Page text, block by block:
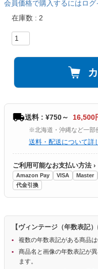
会員価格で購入するにはログ
在庫数
2
送料 : ¥750～ 16,500
※北海道・沖縄など一部
送料・配送について詳
ご利用可能なお支払い方法 ›
Amazon Pay VISA Master
代金引換
【ヴィンテージ（年数表記
複数の年数表記がある商品は
商品名と画像の年数表記が異
ます。